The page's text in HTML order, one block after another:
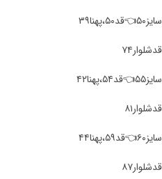
سایز۵۰👈قد۵۰،پهنا۳۹
قد‌شلوار۷۴
سایز۵۵👈قد۵۴،پهنا۴۲
قد‌شلوار۸۱
سایز۶۰👈قد۵۹،پهنا۴۴
قد‌شلوار۸۷